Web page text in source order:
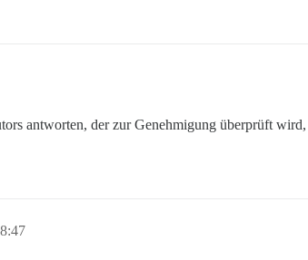
antworten, der zur Genehmigung überprüft